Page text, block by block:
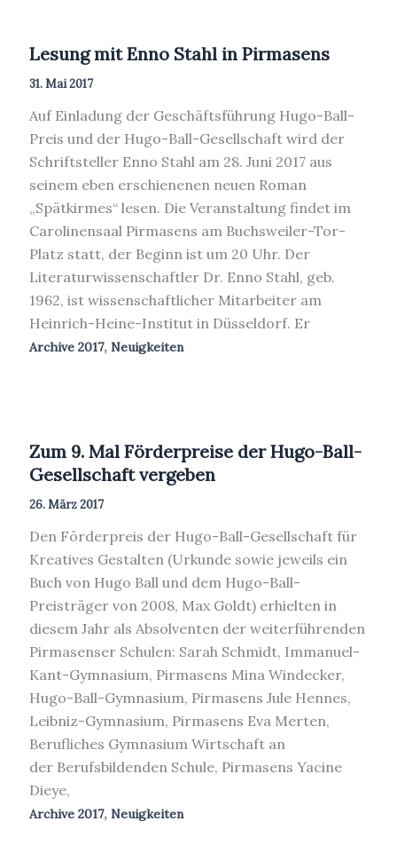
Lesung mit Enno Stahl in Pirmasens
31. Mai 2017
Auf Einladung der Geschäftsführung Hugo-Ball-
Preis und der Hugo-Ball-Gesellschaft wird der
Schriftsteller Enno Stahl am 28. Juni 2017 aus
seinem eben erschienenen neuen Roman
„Spätkirmes“ lesen. Die Veranstaltung findet im
Carolinensaal Pirmasens am Buchsweiler-Tor-
Platz statt, der Beginn ist um 20 Uhr. Der
Literaturwissenschaftler Dr. Enno Stahl, geb.
1962, ist wissenschaftlicher Mitarbeiter am
Heinrich-Heine-Institut in Düsseldorf. Er
Archive 2017, Neuigkeiten
Zum 9. Mal Förderpreise der Hugo-Ball-
Gesellschaft vergeben
26. März 2017
Den Förderpreis der Hugo-Ball-Gesellschaft für
Kreatives Gestalten (Urkunde sowie jeweils ein
Buch von Hugo Ball und dem Hugo-Ball-
Preisträger von 2008, Max Goldt) erhielten in
diesem Jahr als Absolventen der weiterführenden
Pirmasenser Schulen: Sarah Schmidt, Immanuel-
Kant-Gymnasium, Pirmasens Mina Windecker,
Hugo-Ball-Gymnasium, Pirmasens Jule Hennes,
Leibniz-Gymnasium, Pirmasens Eva Merten,
Berufliches Gymnasium Wirtschaft an
der Berufsbildenden Schule, Pirmasens Yacine
Dieye,
Archive 2017, Neuigkeiten